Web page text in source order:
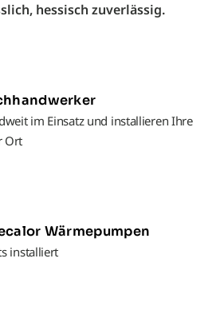
hessisch zuverlässig.
im Einsatz und installieren Ihre
Ort
Wärmepumpen
installiert